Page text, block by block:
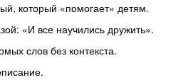
который «помогает» детям.
«И все научились дружить».
слов без контекста.